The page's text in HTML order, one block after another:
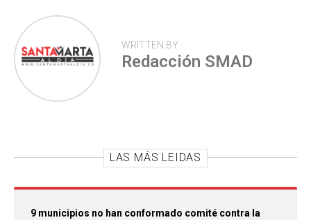
WRITTEN BY
Redacción SMAD
LAS MÁS LEIDAS
9 municipios no han conformado comité contra la